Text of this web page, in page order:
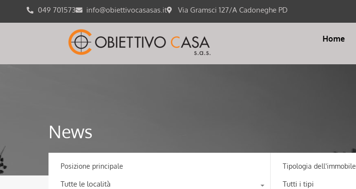
049 701573 info@obiettivocasasas.it Via Gramsci 127/A Cadoneghe PD
Home
News
Posizione principale
Tutte le località
Tipologia dell'immobile
Tutti i tipi